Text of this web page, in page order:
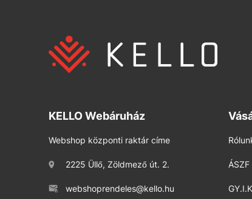
KELLO Webáruház
Webshop központi raktár címe
2225 Üllő, Zöldmező út. 2.
webshoprendeles@kello.hu
ÁSZF